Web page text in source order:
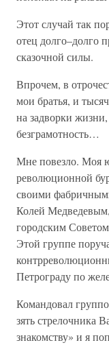
Этот случай так
отец долго–долго
сказочной силы.
Впрочем, в
мои братья, и
на задворки
безграмотность…
Мне повезло. Моя
революционной
своими
Колей
городским
Этой группе
Петрограду по
Командовал
зять стрелочника
знакомству» и я